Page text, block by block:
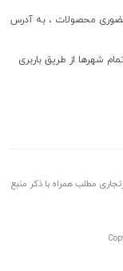
محصولات ، به آدرس
شهرها از طریق باربری
مطلب همراه با ذکر منبع